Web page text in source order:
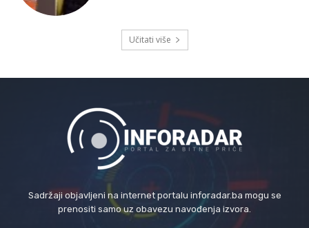
Učitati više
Sadržaji objavljeni na internet portalu inforadar.ba mogu se
prenositi samo uz obavezu navođenja izvora.